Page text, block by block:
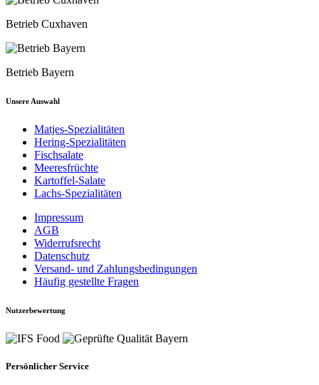
Betrieb Cuxhaven
Betrieb Bayern
Unsere Auswahl
Matjes-Spezialitäten
Hering-Spezialitäten
Fischsalate
Meeresfrüchte
Kartoffel-Salate
Lachs-Spezialitäten
Impressum
AGB
Widerrufsrecht
Datenschutz
Versand- und Zahlungsbedingungen
Häufig gestellte Fragen
Nutzerbewertung
Persönlicher Service